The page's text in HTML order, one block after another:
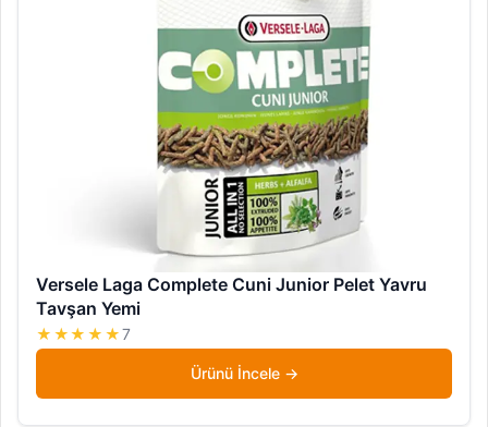
Versele Laga Complete Cuni Junior Pelet Yavru
Tavşan Yemi
★★★★★7
Ürünü İncele